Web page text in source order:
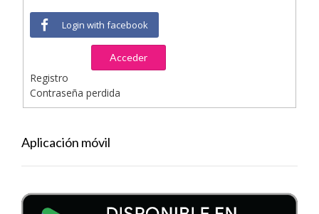
Login with facebook
Acceder
Registro
Contraseña perdida
Aplicación móvil